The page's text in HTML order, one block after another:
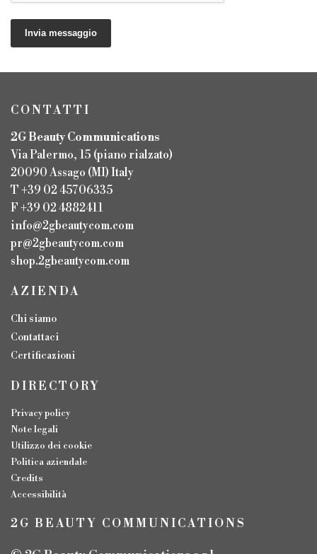
Invia messaggio
CONTATTI
2G Beauty Communications
Via Palermo, 15 (piano rialzato)
20090 Assago (MI) Italy
T +39 02 45706335
F +39 02 4882411
info@2gbeautycom.com
pr@2gbeautycom.com
shop.2gbeautycom.com
AZIENDA
Chi siamo
Contattaci
Certificazioni
DIRECTORY
Privacy policy
Note legali
Utilizzo dei cookie
Politica aziendale
Credits
Accessibilità
2G BEAUTY COMMUNICATIONS